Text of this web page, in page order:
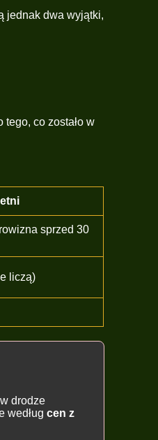
jednak dwa wyjątki,
co zostało w
sprzed 30
liczą)
drodze
wedługcen z